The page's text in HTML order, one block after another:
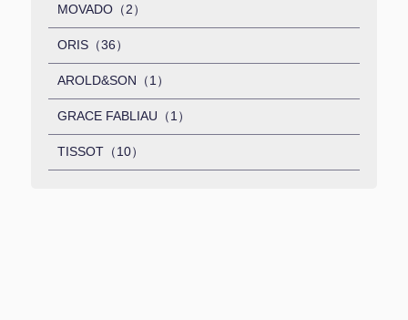
MOVADO（2）
ORIS（36）
AROLD&SON（1）
GRACE FABLIAU（1）
TISSOT（10）